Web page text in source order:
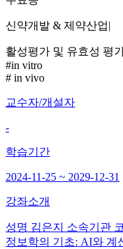
신약개발 & 제약산업|
활성평가 및 유효성 평
#in vitro
# in vivo
교수자/개설자
-
학습기간
2024-11-25 ~ 2029-12-31
강좌소개
성명 김은지 소속기관
정보학의 기초: AI와 계